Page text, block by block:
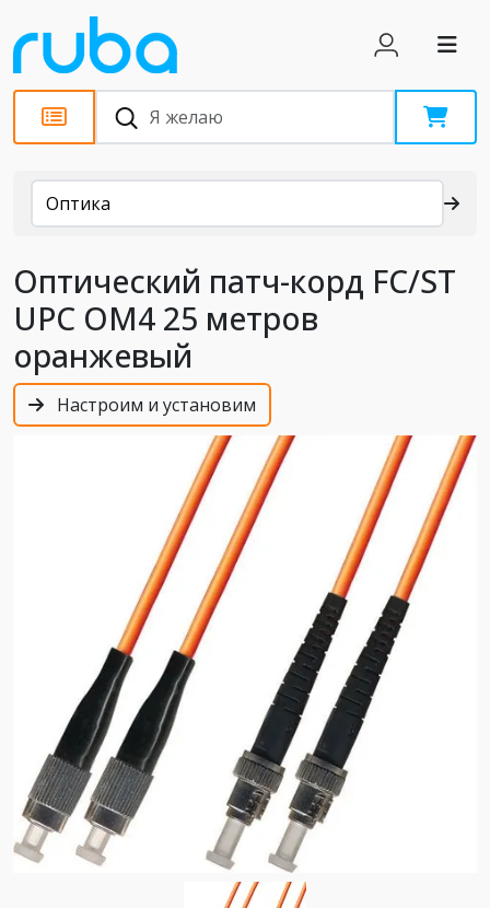
Каталог
Оптика
Оптический патч-корд FC/ST
UPC OM4 25 метров
оранжевый
Настроим и установим